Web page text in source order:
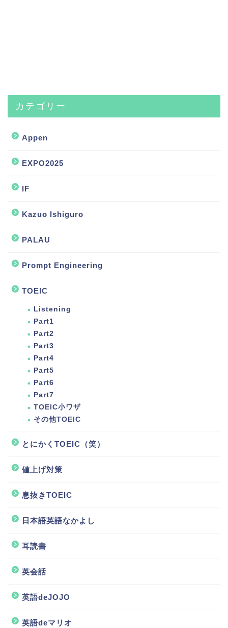
カテゴリー
Appen
EXPO2025
IF
Kazuo Ishiguro
PALAU
Prompt Engineering
TOEIC
Listening
Part1
Part2
Part3
Part4
Part5
Part6
Part7
TOEIC小ワザ
その他TOEIC
とにかくTOEIC（笑）
値上げ対策
息抜きTOEIC
日本語英語なかよし
耳読書
英会話
英語deJOJO
英語deマリオ